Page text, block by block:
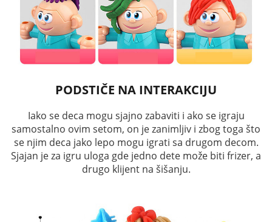
PODSTIČE NA INTERAKCIJU
Iako se deca mogu sjajno zabaviti i ako se igraju
samostalno ovim setom, on je zanimljiv i zbog toga što
se njim deca jako lepo mogu igrati sa drugom decom.
Sjajan je za igru uloga gde jedno dete može biti frizer, a
drugo klijent na šišanju.